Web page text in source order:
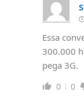
Essa
300.000
pega 3G.
0 0